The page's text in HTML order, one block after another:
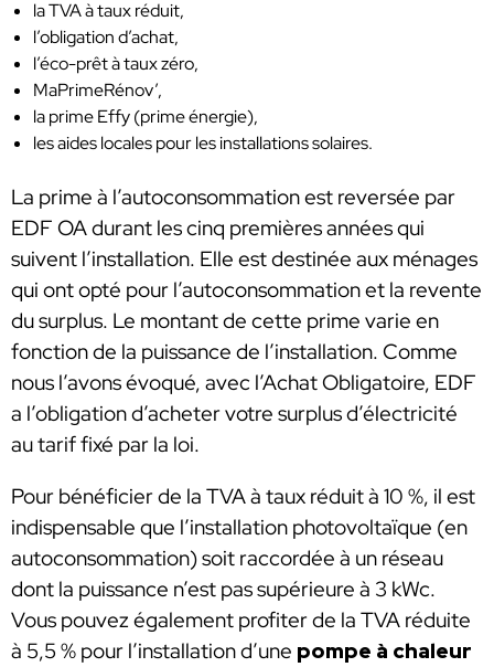
la TVA à taux réduit,
l’obligation d’achat,
l’éco-prêt à taux zéro,
MaPrimeRénov’,
la prime Effy (prime énergie),
les aides locales pour les installations solaires.
La prime à l’autoconsommation est reversée par
EDF OA durant les cinq premières années qui
suivent l’installation. Elle est destinée aux ménages
qui ont opté pour l’autoconsommation et la revente
du surplus. Le montant de cette prime varie en
fonction de la puissance de l’installation. Comme
nous l’avons évoqué, avec l’Achat Obligatoire, EDF
a l’obligation d’acheter votre surplus d’électricité
au tarif fixé par la loi.
Pour bénéficier de la TVA à taux réduit à 10 %, il est
indispensable que l’installation photovoltaïque (en
autoconsommation) soit raccordée à un réseau
dont la puissance n’est pas supérieure à 3 kWc.
Vous pouvez également profiter de la TVA réduite
à 5,5 % pour l’installation d’une pompe à chaleur